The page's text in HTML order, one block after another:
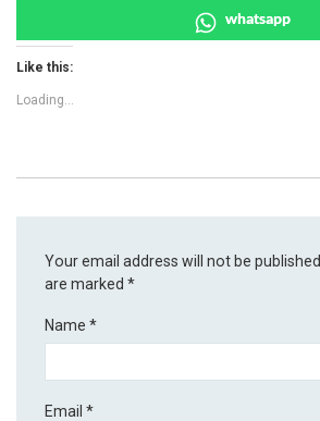
whatsapp
Like this:
Loading...
Your email address will not be published.
are marked*
Name*
Email*